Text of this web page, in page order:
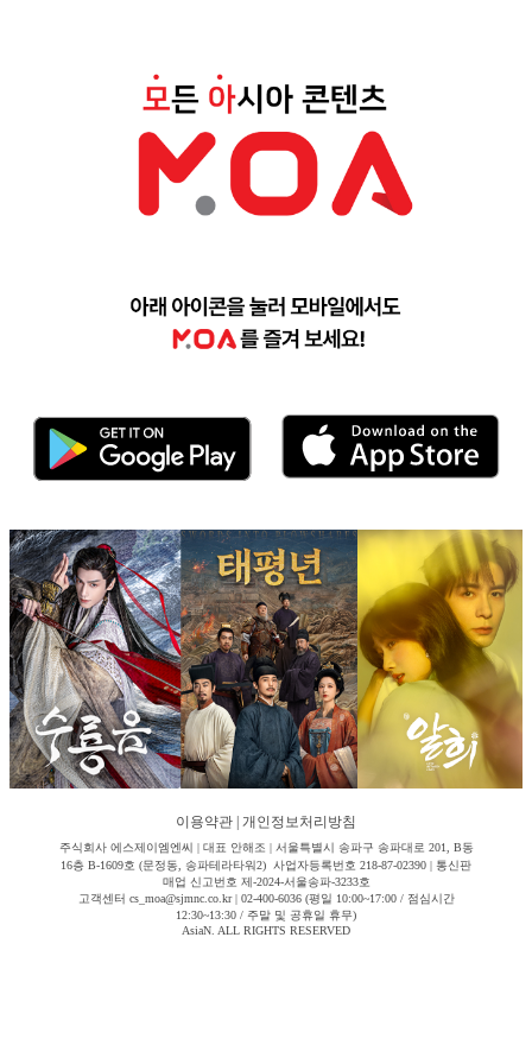
이용약관 개인정보처리방침
주식회사 에스제이엠엔씨 | 대표 안해조 | 서울특별시 송파구 송파대로 201, B동
16층 B-1609호 (문정동, 송파테라타워2) 사업자등록번호 218-87-02390 | 통신판
매업 신고번호 제-2024-서울송파-3233호
고객센터 cs_moa@sjmnc.co.kr | 02-400-6036 (평일 10:00~17:00 / 점심시간
12:30~13:30 / 주말 및 공휴일 휴무)
AsiaN. ALL RIGHTS RESERVED